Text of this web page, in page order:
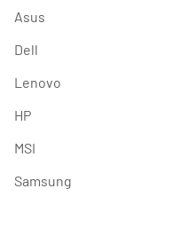
Asus
Dell
Lenovo
HP
MSI
Samsung